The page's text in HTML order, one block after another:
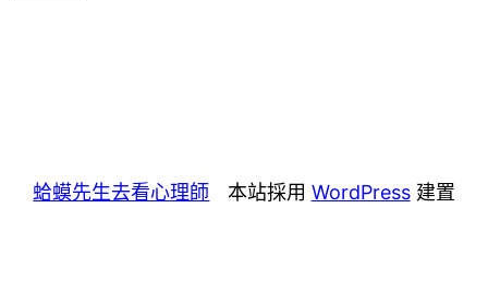
蛤蟆先生去看心理師 本站採用 WordPress建置